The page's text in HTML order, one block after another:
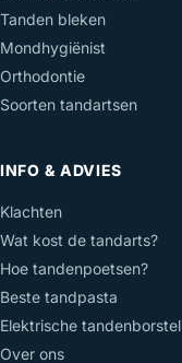
Tanden bleken
Mondhygiënist
Orthodontie
Soorten tandartsen
INFO & ADVIES
Klachten
Wat kost de tandarts?
Hoe tandenpoetsen?
Beste tandpasta
Elektrische tandenborstel
Over ons